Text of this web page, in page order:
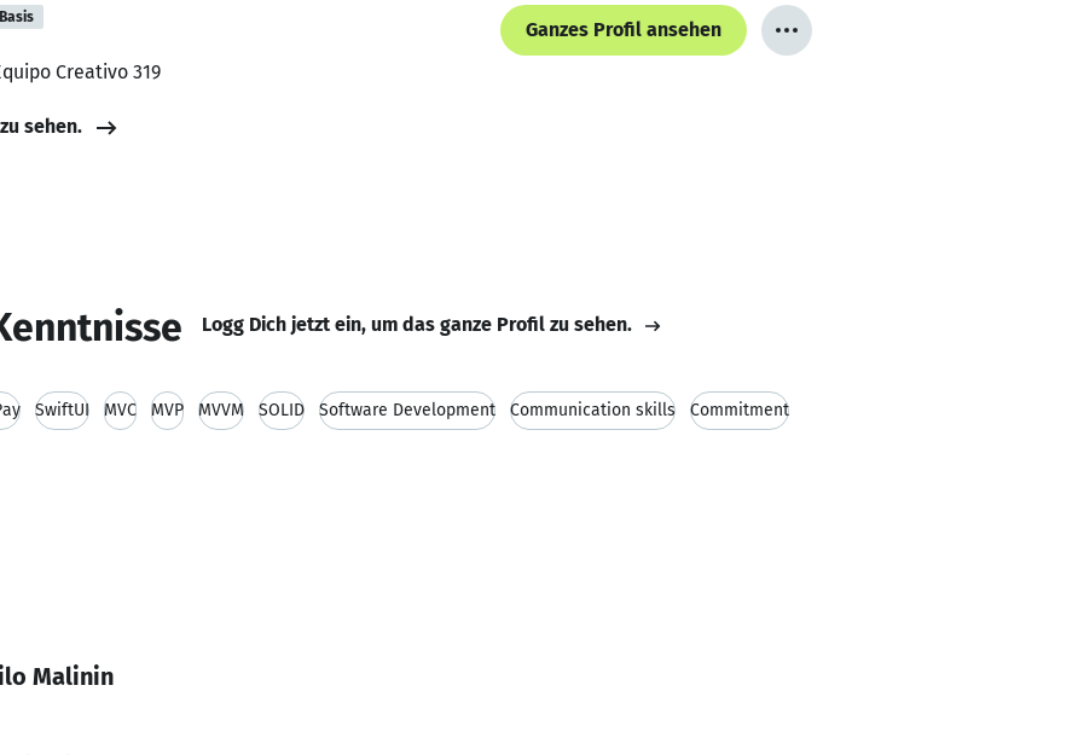
Basis
Ganzes Profil ansehen
Creativo 319
sehen.
Logg Dich jetzt ein, um das ganze Profil zu sehen.
SwiftUI MVC MVP MVVM SOLID Software Development Communication skills Commitment
Malinin